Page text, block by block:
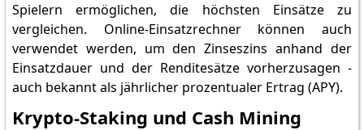
Spielern ermöglichen, die höchsten Einsätze zu
vergleichen. Online-Einsatzrechner können auch
verwendet werden, um den Zinseszins anhand der
Einsatzdauer und der Renditesätze vorherzusagen -
auch bekannt als jährlicher prozentualer Ertrag (APY).
Krypto-Staking und Cash Mining